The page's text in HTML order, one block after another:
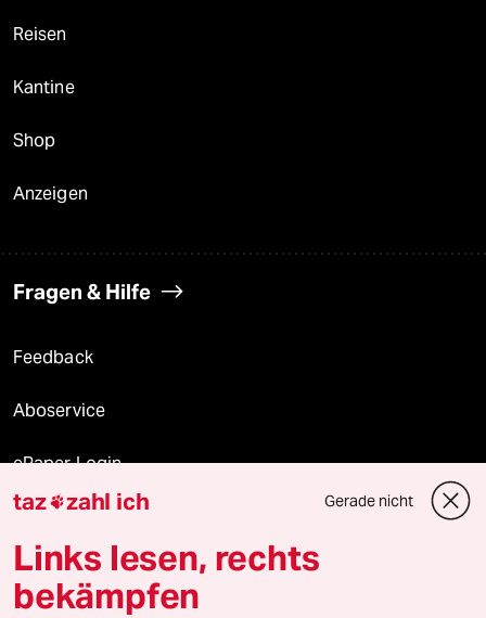
Reisen
Kantine
Shop
Anzeigen
Fragen & Hilfe
Feedback
Aboservice
ePaper Login
Downloads für Abonnierende
taz zahl ich Gerade nicht
Links lesen, rechts
bekämpfen